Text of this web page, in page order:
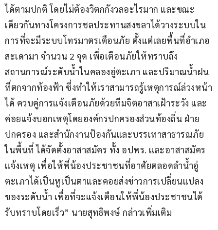
ได้ตามปกติ โดยไม่ต้องวิตกกังวลอะไรมาก และขณะ
เดียวกันทางโครงการชลประทานสงขลาได้วางระบบใน
การที่จะมีระบบโทรมาตรเตือนภัย ตั้งแต่เลยพื้นที่อำเภอ
สะเดามา จำนวน 2 จุด เพื่อเตือนภัยให้ทราบถึง
สถานการณ์ระดับน้ำในคลองอู่ตะเภา และปริมาณน้ำฝน
ที่ตกจากท้องฟ้า ซึ่งทำให้เราสามารถรู้เหตุการณ์ล่วงหน้า
ได้ ควบคู่การแจ้งเตือนภัยด้วยทีมจิตอาสาเฝ้าระวัง และ
ค่อยแจ้งบอกเหตุโดยองค์กรปกครองส่วนท้องถิ่น ฝ่าย
ปกครอง และสำนักงานป้องกันและบรรเทาสาธารณภัย
ในพื้นที่ ได้จัดตั้งอาสาสมัคร ทั้ง อปพร. และอาสาสมัคร
แจ้งเหตุ เพื่อให้พี่น้องประชาชนที่อาศัยตลอดลำน้ำอู่
ตะเภาได้เป็นหูเป็นตาและคอยส่งข่าวการเปลี่ยนแปลง
ของระดับน้ำ เพื่อที่จะแจ้งเตือนให้พี่น้องประชาชนได้
รับทราบโดยเร็ว” นายสุทธิพงษ์ กล่าวเพิ่มเติม